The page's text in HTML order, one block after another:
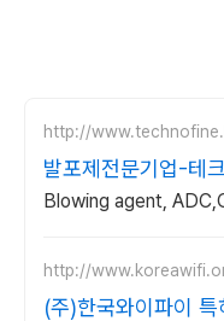
http://
발포제전문기업-테
http://
(주)한국와이파이 특